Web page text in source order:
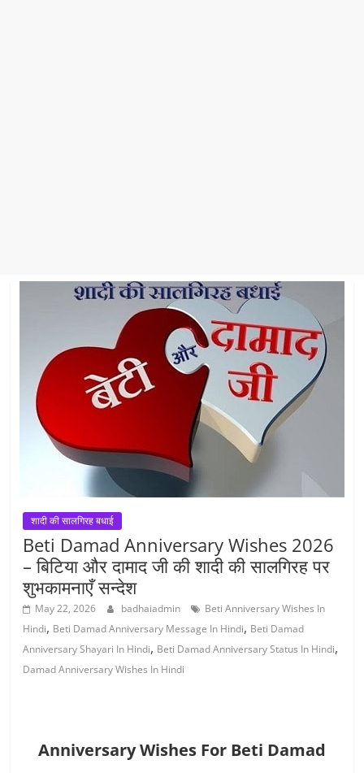
शादी की सालगिरह बधाई
Beti Damad Anniversary Wishes 2026
– बिटिया और दामाद जी की शादी की सालगिरह पर
शुभकामनाएँ सन्देश
May 22, 2026 badhaiadmin
Beti Anniversary Wishes In
Hindi, Beti Damad Anniversary Message In Hindi, Beti Damad
Anniversary Shayari In Hindi, Beti Damad Anniversary Status In Hindi,
Damad Anniversary Wishes In Hindi
Anniversary Wishes For Beti Damad